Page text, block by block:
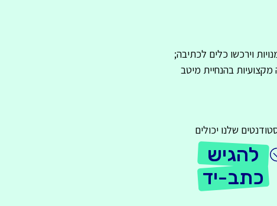
וירכשו כלים לכתיבה;
בהנחיית מיטב
שלנו יכולים
להגיש
כתב-יד